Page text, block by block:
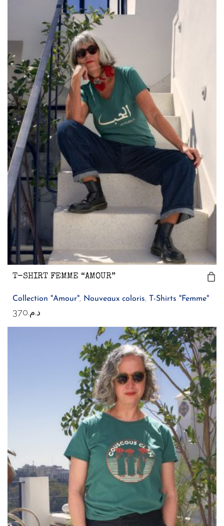
T-SHIRT FEMME “AMOUR”
Collection "Amour", Nouveaux coloris, T-Shirts "Femme"
د.م.370